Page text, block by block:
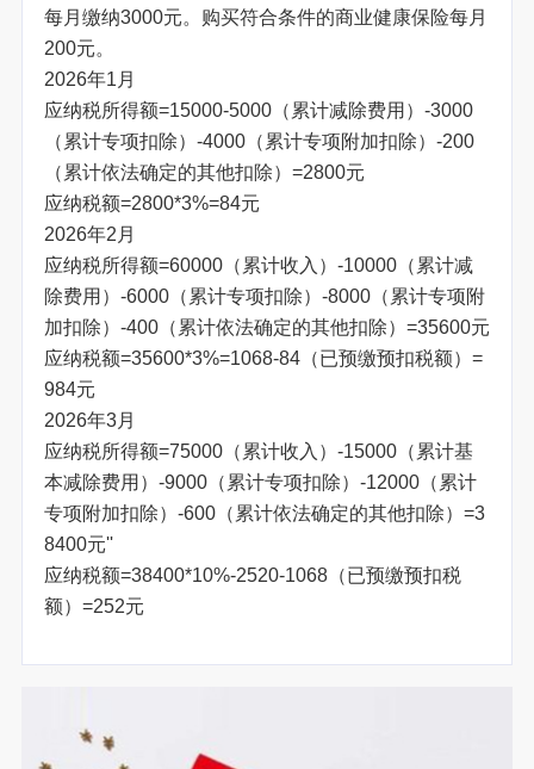
每月缴纳3000元。购买符合条件的商业健康保险每月
200元。
2026年1月
应纳税所得额=15000-5000（累计减除费用）-3000
（累计专项扣除）-4000（累计专项附加扣除）-200
（累计依法确定的其他扣除）=2800元
应纳税额=2800*3%=84元
2026年2月
应纳税所得额=60000（累计收入）-10000（累计减
除费用）-6000（累计专项扣除）-8000（累计专项附
加扣除）-400（累计依法确定的其他扣除）=35600元
应纳税额=35600*3%=1068-84（已预缴预扣税额）=
984元
2026年3月
应纳税所得额=75000（累计收入）-15000（累计基
本减除费用）-9000（累计专项扣除）-12000（累计
专项附加扣除）-600（累计依法确定的其他扣除）=3
8400元''
应纳税额=38400*10%-2520-1068（已预缴预扣税
额）=252元